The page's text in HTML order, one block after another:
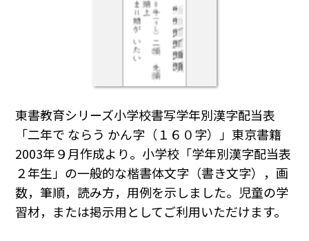
東書教育シリーズ小学校書写学年別漢字配当表
「二年で ならう かん字（１６０字）」東京書籍
2003年９月作成より。小学校「学年別漢字配当表
２年生」の一般的な楷書体文字（書き文字），画
数，筆順，読み方，用例を示しました。児童の学
習材，または掲示用としてご利用いただけます。